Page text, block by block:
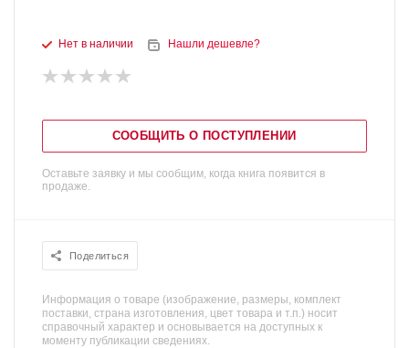
Нет в наличии Нашли дешевле?
СООБЩИТЬ О ПОСТУПЛЕНИИ
Оставьте заявку и мы сообщим, когда книга появится в
продаже.
Поделиться
Информация о товаре (изображение, размеры, комплект
поставки, страна изготовления, цвет товара и т.п.) носит
справочный характер и основывается на доступных к
моменту публикации сведениях.